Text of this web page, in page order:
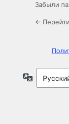
Забыли
←
Язык